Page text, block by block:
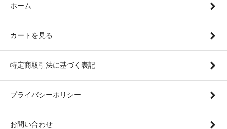
ホーム
カートを見る
特定商取引法に基づく表記
プライバシーポリシー
お問い合わせ